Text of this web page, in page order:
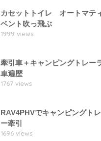
カセットトイレ オートマテ
ベント吹っ飛ぶ
1999 views
牽引車＋キャンピングトレー
車遍歴
1767 views
RAV4PHVでキャンピングト
ー牽引
1696 views